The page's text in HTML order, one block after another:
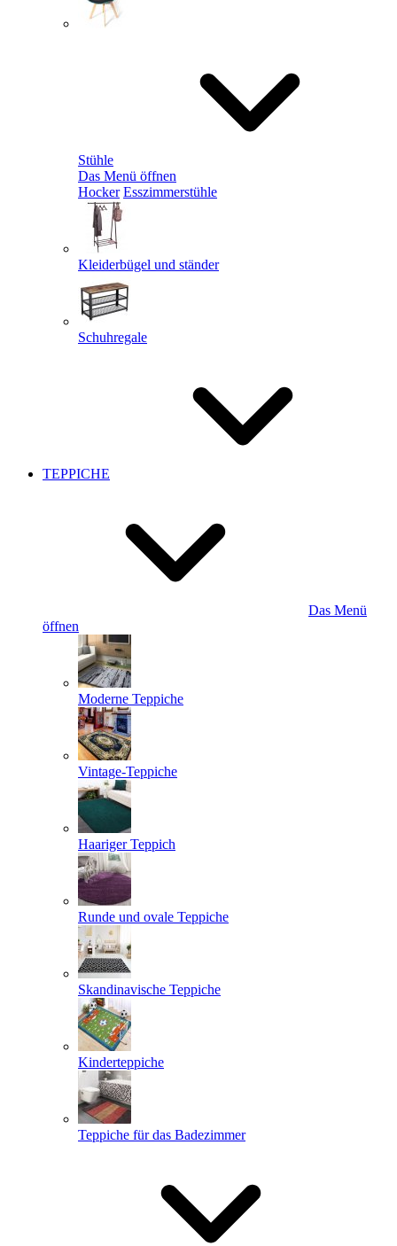
Stühle
Das Menü öffnen
Hocker Esszimmerstühle
Kleiderbügel und ständer
Schuhregale
TEPPICHE
Das Menü
öffnen
Moderne Teppiche
Vintage-Teppiche
Haariger Teppich
Runde und ovale Teppiche
Skandinavische Teppiche
Kinderteppiche
Teppiche für das Badezimmer